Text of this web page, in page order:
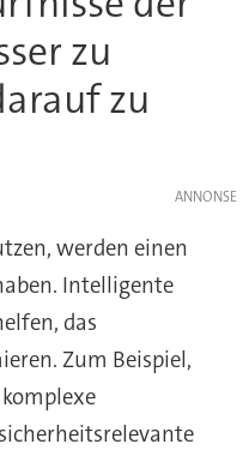
zu
zu
werden einen
Intelligente
das
Zum Beispiel,